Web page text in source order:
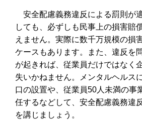
安全配慮義務違反による罰則が
しても、必ずしも民事上の損害賠
えません。実際に数千万規模の損
ケースもあります。また、違反を
が起きれば、従業員だけではなく
失いかねません。メンタルヘルス
口の設置や、従業員50人未満の事
任するなどして、安全配慮義務違
を講じましょう。